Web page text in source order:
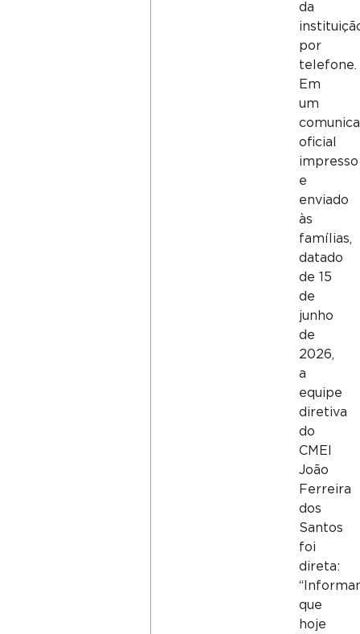
da
por
telefone.
Em
um
oficial
impresso
e
enviado
às
famílias,
datado
de 15
de
junho
de
2026,
a
equipe
diretiva
do
CMEI
João
Ferreira
dos
Santos
foi
direta:
que
hoje